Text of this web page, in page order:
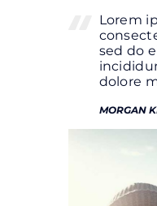
Lorem
sed do
dolore
MORGAN